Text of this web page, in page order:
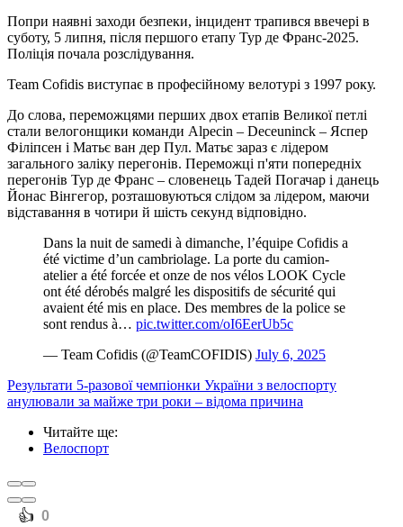
Попри наявні заходи безпеки, інцидент трапився ввечері в
суботу, 5 липня, після першого етапу Тур де Франс-2025.
Поліція почала розслідування.
Team Cofidis виступає в професійному велотурі з 1997 року.
До слова, переможцями перших двох етапів Великої петлі
стали велогонщики команди Alpecin – Deceuninck – Яспер
Філіпсен і Матьє ван дер Пул. Матьє зараз є лідером
загального заліку перегонів. Переможці п'яти попередніх
перегонів Тур де Франс – словенець Тадей Погачар і данець
Йонас Вінгегор, розташовуються слідом за лідером, маючи
відставання в чотири й шість секунд відповідно.
Dans la nuit de samedi à dimanche, l’équipe Cofidis a
été victime d’un cambriolage. La porte du camion-
atelier a été forcée et onze de nos vélos LOOK Cycle
ont été dérobés malgré les dispositifs de sécurité qui
avaient été mis en place. Des membres de la police se
sont rendus à… pic.twitter.com/oI6EerUb5c
— Team Cofidis (@TeamCOFIDIS) July 6, 2025
Результати 5-разової чемпіонки України з велоспорту
анулювали за майже три роки – відома причина
Читайте ще:
Велоспорт
️👍 0